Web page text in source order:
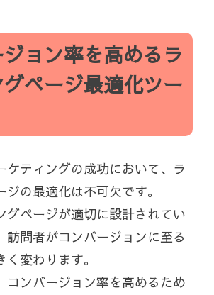
ョン率を高めるラ
ページ最適化ツー
ケティングの成功において、ラ
の最適化は不可欠です。
グページが適切に設計されてい
訪問者がコンバージョンに至る
変わります。
コンバージョン率を高めるため